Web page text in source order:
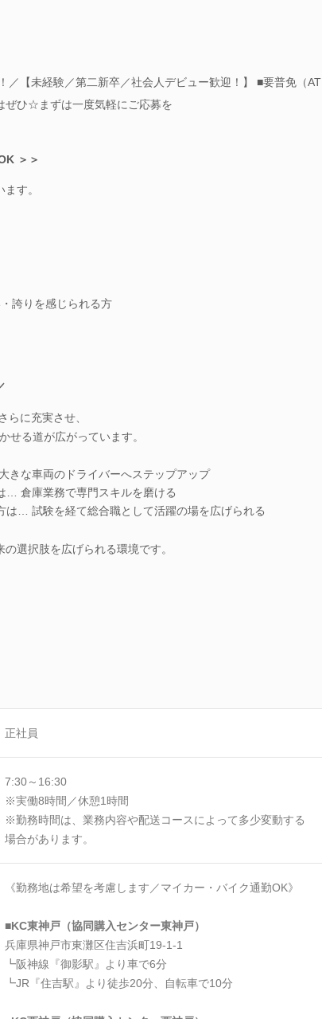
／【未経験／第二新卒／社会人デビュー歓迎！】 ■要普免（AT
ひ☆まずは一度気軽にご応募を
＞＞
す。
誇りを感じられる方
らに充実させ、
せる道が広がっています。
きな車両のドライバーへステップアップ
… 倉庫業務で専門スキルを磨ける
は… 試験を経て総合職として活躍の場を広げられる
選択肢を広げられる環境です。
正社員
7:30～16:30
※実働8時間／休憩1時間
※勤務時間は、業務内容や配送コースによって多少変動する
場合があります。
《勤務地は希望を考慮します／マイカー・バイク通勤OK》
■KC東神戸（協同購入センター東神戸）
兵庫県神戸市東灘区住吉浜町19-1-1
┗阪神線『御影駅』より車で6分
┗JR『住吉駅』より徒歩20分、自転車で10分